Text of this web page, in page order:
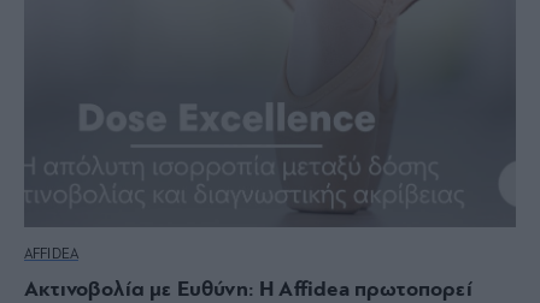
AFFIDEA
Ακτινοβολία με Ευθύνη: Η Affidea πρωτοπορεί